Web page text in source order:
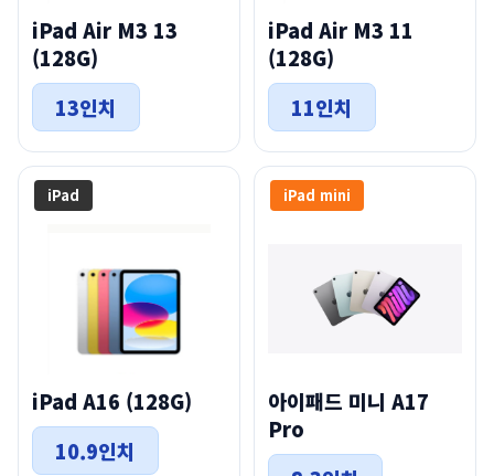
iPad Air M3 13
(128G)
13인치
iPad Air M3 11
(128G)
11인치
iPad
iPad A16 (128G)
10.9인치
iPad mini
아이패드 미니 A17
Pro